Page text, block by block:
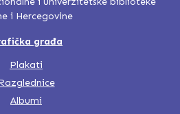
i Hercegovine
građa
Plakati
Albumi